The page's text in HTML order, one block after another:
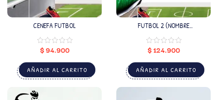
CENEFA FUTBOL
$94.900
AÑADIR AL CARRITO
FUTBOL 2 (NOMBRE
$124.900
AÑADIR AL CARRITO